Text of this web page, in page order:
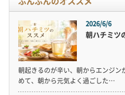
2026/6/6
朝ハチミツ
朝起きるのが辛い、朝からエンジ
めて、朝から元気よく過ごした…